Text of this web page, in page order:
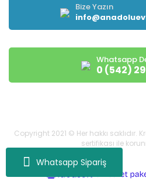
Whatsapp Sipariş
Bize Yazın
Whatsapp
0 (542)
Copyright 2021 © Her hakkı saklıdır.
sertifikası ile